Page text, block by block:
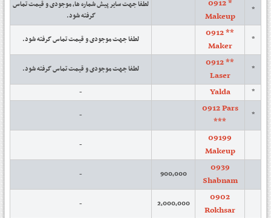
*
0912 *
Makeup
لطفا جهت سایر پیش شماره ها، موجودی و قیمت تماس
گرفته شود.
*
0912 **
Maker
لطفا جهت موجودی و قیمت تماس گرفته شود.
*
0912 **
Laser
لطفا جهت موجودی و قیمت تماس گرفته شود.
*
Yalda
-
*
0912 Pars
***
-
09199
Makeup
-
0939
Shabnam
900,000
-
0902
Rokhsar
2,000,000
-